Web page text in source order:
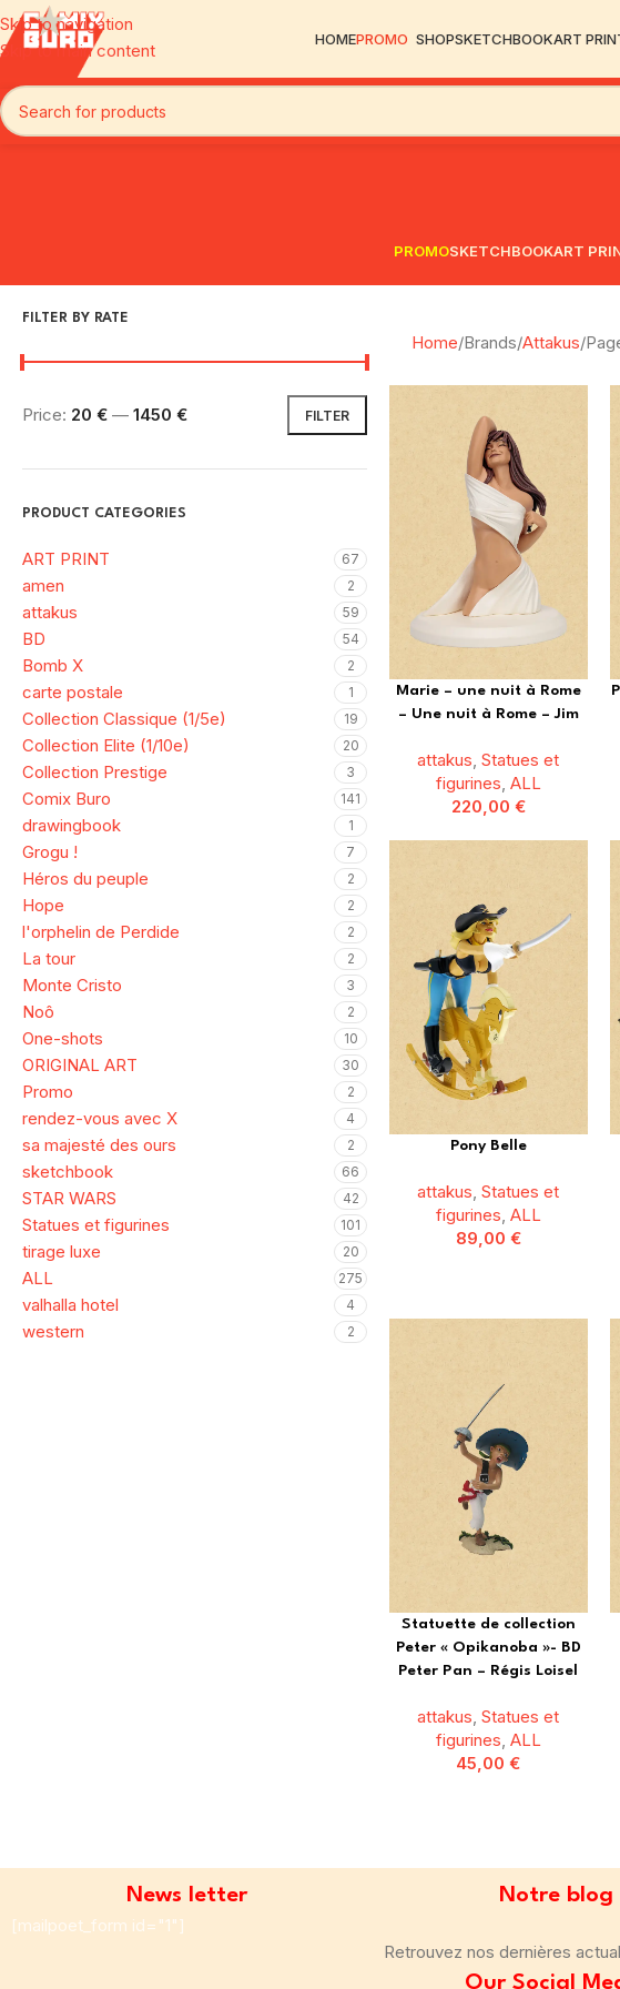
Skip to navigation
Skip to main content
HOMEPROMO SHOPSKETCHBOOKART
PROMOSKETCHBOOKART
FILTER BY RATE
FILTER
Price: 20 € — 1450 €
PRODUCT CATEGORIES
ART PRINT 67
amen 2
attakus 59
BD 54
Bomb X 2
carte postale 1
Collection Classique (1/5e) 19
Collection Elite (1/10e) 20
Collection Prestige 3
Comix Buro 141
drawingbook 1
Grogu ! 7
Héros du peuple 2
Hope 2
l'orphelin de Perdide 2
La tour 2
Monte Cristo 3
Noô 2
One-shots 10
ORIGINAL ART 30
Promo 2
rendez-vous avec X 4
sa majesté des ours 2
sketchbook 66
STAR WARS 42
Statues et figurines 101
tirage luxe 20
ALL 275
valhalla hotel 4
western 2
Home Brands Attakus
Marie – une nuit à Rome
– Une nuit à Rome – Jim
attakus,Statues et
figurines, ALL
220,00 €
Pony Belle
attakus,Statues et
figurines, ALL
89,00 €
Statuette de collection
Peter « Opikanoba »- BD
Peter Pan – Régis Loisel
attakus,Statues et
figurines, ALL
45,00€
News letter
[mailpoet_form id="1"]
Notre blog
Retrouvez nos dernières
Our Social